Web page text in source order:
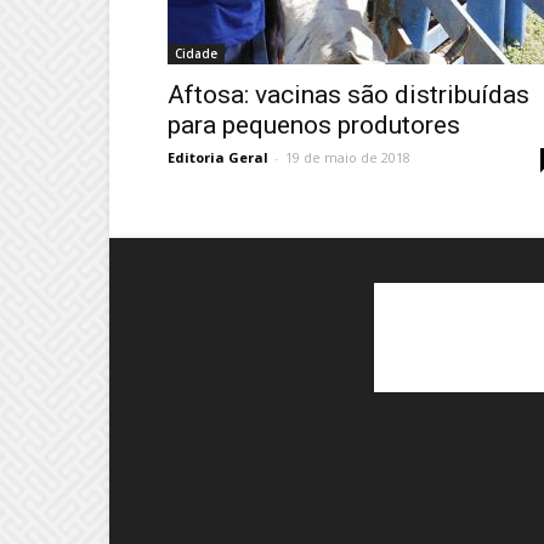
Cidade
Aftosa: vacinas são distribuídas
para pequenos produtores
Editoria Geral - 19 de maio de 2018